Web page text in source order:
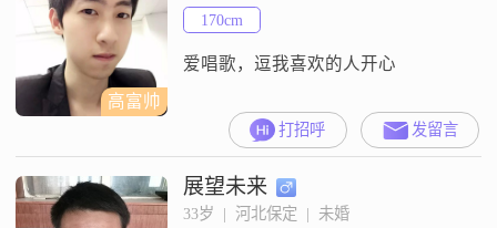
高富帅
170cm
爱唱歌，逗我喜欢的人开心
打招呼 发留言
展望未来
33岁  |  河北保定  |  未婚